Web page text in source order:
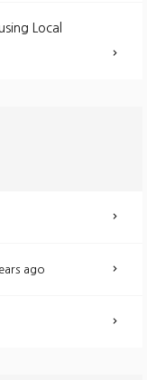
Local
ago